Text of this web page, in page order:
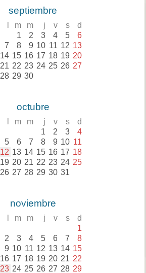
septiembre
m m j v s d
1 2 3 4 5 6
7 8 9 10 11 12 13
14 15 16 17 18 19 20
21 22 23 24 25 26 27
28 29 30
octubre
m m j v s d
1 2 3 4
5 6 7 8 9 10 11
12 13 14 15 16 17 18
19 20 21 22 23 24 25
26 27 28 29 30 31
noviembre
m m j v s d
1
2 3 4 5 6 7 8
9 10 11 12 13 14 15
16 17 18 19 20 21 22
23 24 25 26 27 28 29